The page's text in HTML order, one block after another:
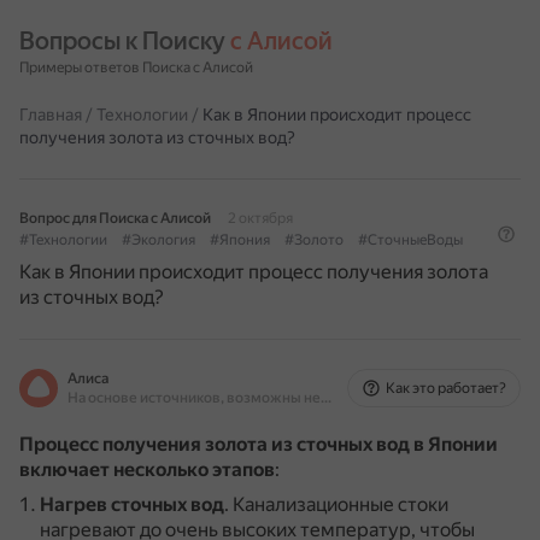
Вопросы к Поиску с Алисой
Примеры ответов Поиска с Алисой
Главная / Технологии / Как в Японии происходит процесс
получения золота из сточных вод?
Вопрос для Поиска с Алисой
2 октября
#Технологии
#Экология #Япония #Золото #СточныеВоды
Как в Японии происходит процесс получения золота
из сточных вод?
Алиса
На основе источников, возможны неточности
Как это работает?
Процесс получения золота из сточных вод в Японии
включает несколько этапов:
Нагрев сточных вод. Канализационные стоки
нагревают до очень высоких температур, чтобы